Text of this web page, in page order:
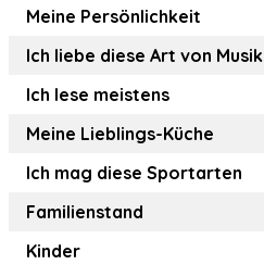
Meine Persönlichkeit
Ich liebe diese Art von Musik
Ich lese meistens
Meine Lieblings-Küche
Ich mag diese Sportarten
Familienstand
Kinder